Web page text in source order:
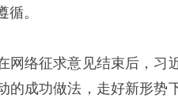
循。
络征求意见结束后，习近
的成功做法，走好新形势